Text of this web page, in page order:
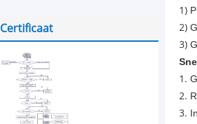
Certificaat
1)
2)
3)
1.
2.
3.